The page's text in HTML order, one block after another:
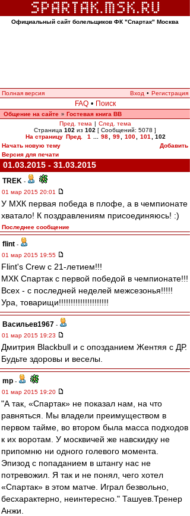
Официальный сайт болельщиков ФК "Спартак" Москва
Полная версия Вход • Регистрация
FAQ • Поиск
Общение на сайте » Гостевая книга ВВ
Пред. тема | След. тема
Страница 102 из 102 [ Сообщений: 5078 ]
На страницу Пред. 1 98 99 100 101
102
Начать новую тему
Добавить
Версия для печати
01.03.2015 - 31.03.2015
TREK -
01 мар 2015 20:01
У МХК первая победа в плофе, а в чемпионате
хватало! К поздравлениям присоединяюсь! :)
Последнее сообщение
flint -
01 мар 2015 19:55
Flint's Crew с 21-летием!!!
МХК Спартак с первой победой в чемпионате!!!
Всех - с последней неделей межсезонья!!!!!
Ура, товарищи!!!!!!!!!!!!!!!!!!!!!
Васильев1967 -
01 мар 2015 19:23
Дмитрия Blackbull и с опозданием Жентяя с ДР.
Будьте здоровы и веселы.
mp -
01 мар 2015 19:20
"А так, «Спартак» не показал нам, на что
равняться. Мы владели преимуществом в
первом тайме, во втором была масса подходов
к их воротам. У москвичей же навскидку не
припомню ни одного голевого момента.
Эпизод с попаданием в штангу нас не
потревожил. Я так и не понял, чего хотел
«Спартак» в этом матче. Играл безвольно,
бесхарактерно, неинтересно." Ташуев.Тренер
Анжи.